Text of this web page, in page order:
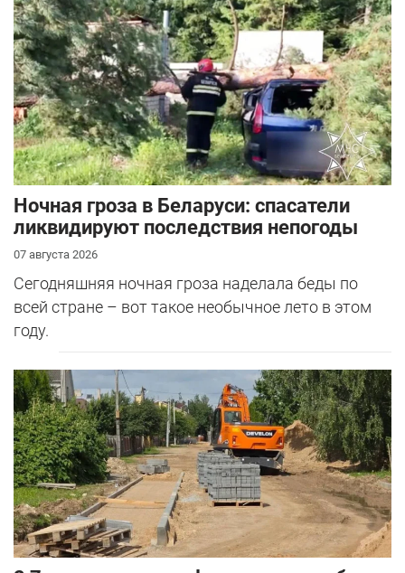
Ночная гроза в Беларуси: спасатели
ликвидируют последствия непогоды
07 августа 2026
Сегодняшняя ночная гроза наделала беды по
всей стране – вот такое необычное лето в этом
году.